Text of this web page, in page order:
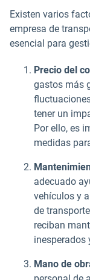
Existen varios
empresa de
esencial para
Precio del
gastos más
tener un
Por ello, es
medidas
adecuado
vehículos y
de
reciban
inesperados
Mano de